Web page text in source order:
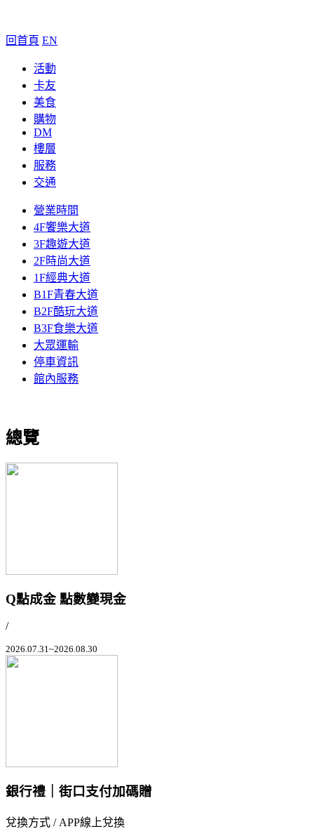
回首頁 EN
活動
卡友
美食
購物
DM
樓層
服務
交通
營業時間
4F饗樂大道
3F趣遊大道
2F時尚大道
1F經典大道
B1F青春大道
B2F酷玩大道
B3F食樂大道
大眾運輸
停車資訊
館內服務
總覽
Q點成金 點數變現金
/
2026.07.31~2026.08.30
銀行禮｜街口支付加碼贈
兌換方式 / APP線上兌換